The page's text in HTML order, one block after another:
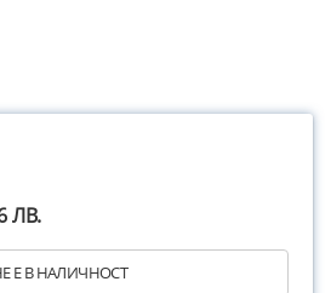
ЛВ.
Е В НАЛИЧНОСТ